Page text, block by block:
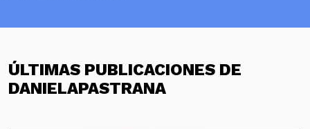
ÚLTIMAS PUBLICACIONES DE
DANIELAPASTRANA